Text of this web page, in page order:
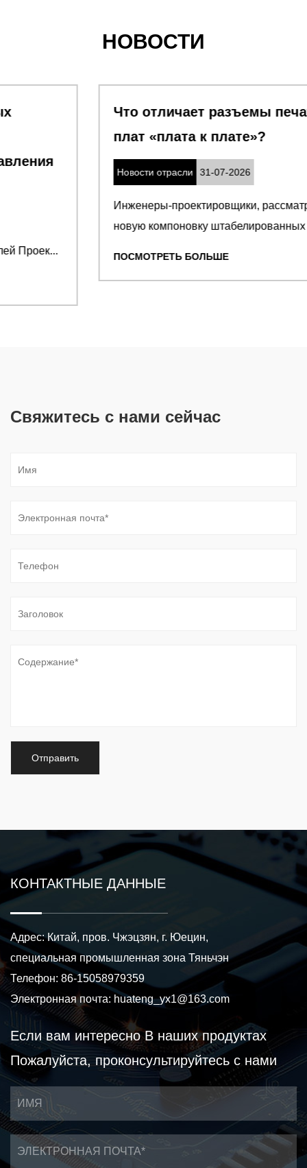
НОВОСТИ
Что отличает разъемы печатных
плат «плата к плате»
31-07-2026
Инженеры-проектировщики, рассматривающие
новую компоновку штабелированных пла...
ПОСМОТРЕТЬ БОЛЬШЕ
Свяжитесь с нами сейчас
КОНТАКТНЫЕ ДАННЫЕ
Адрес: Китай, пров. Чжэцзян, г. Юецин,
специальная промышленная зона Тяньчэн
Телефон: 86-15058979359
Электронная почта: huateng_yx1@163.com
Если вам интересноВ наших продуктах
Пожалуйста, проконсультируйтесь с нами